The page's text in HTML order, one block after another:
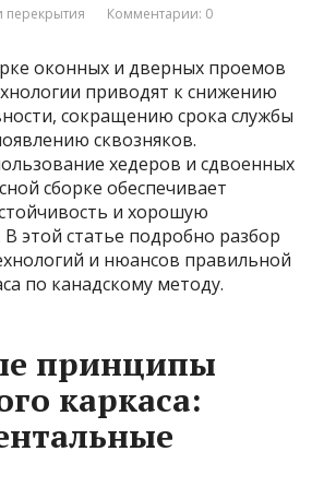
перекрытия Комментарии: 0
оконных и дверных проемов
приводят к снижению
сокращению срока службы
сквозняков.
хедеров и сдвоенных
сборке обеспечивает
и хорошую
этой статье подробно разбор
и нюансов правильной
по канадскому методу.
принципы
каркаса: